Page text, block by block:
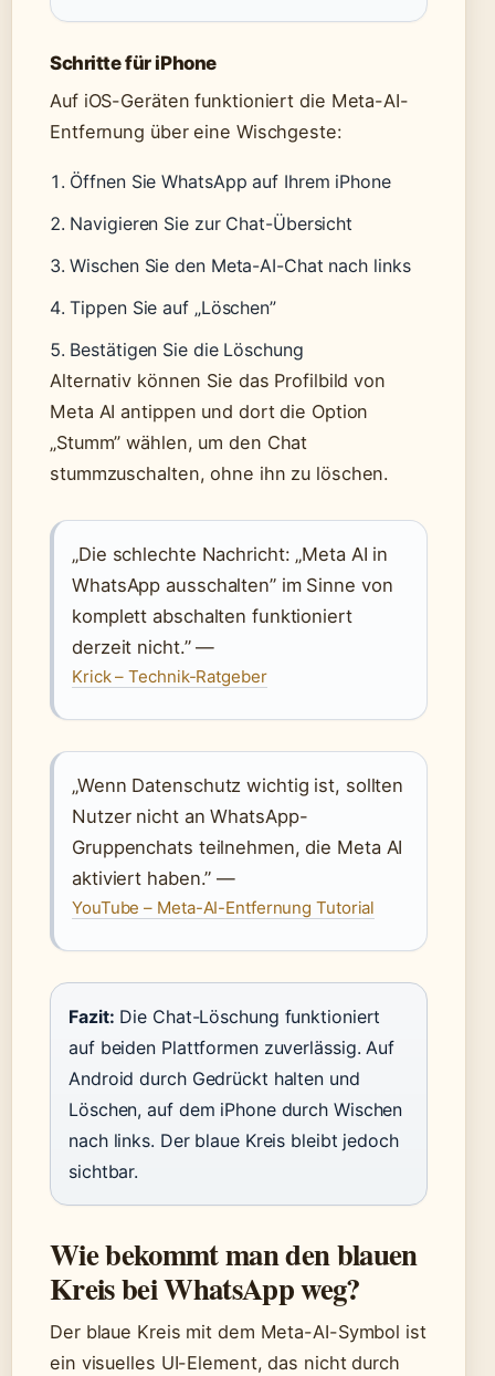
Schritte für iPhone
Auf iOS-Geräten funktioniert die Meta-AI-
Entfernung über eine Wischgeste:
Öffnen Sie WhatsApp auf Ihrem iPhone
Navigieren Sie zur Chat-Übersicht
Wischen Sie den Meta-AI-Chat nach links
Tippen Sie auf „Löschen”
Bestätigen Sie die Löschung
Alternativ können Sie das Profilbild von
Meta AI antippen und dort die Option
„Stumm” wählen, um den Chat
stummzuschalten, ohne ihn zu löschen.
„Die schlechte Nachricht: „Meta AI in
WhatsApp ausschalten” im Sinne von
komplett abschalten funktioniert
derzeit nicht.” —
Krick – Technik-Ratgeber
„Wenn Datenschutz wichtig ist, sollten
Nutzer nicht an WhatsApp-
Gruppenchats teilnehmen, die Meta AI
aktiviert haben.” —
YouTube – Meta-AI-Entfernung Tutorial
Fazit: Die Chat-Löschung funktioniert
auf beiden Plattformen zuverlässig. Auf
Android durch Gedrückt halten und
Löschen, auf dem iPhone durch Wischen
nach links. Der blaue Kreis bleibt jedoch
sichtbar.
Wie bekommt man den blauen
Kreis bei WhatsApp weg?
Der blaue Kreis mit dem Meta-AI-Symbol ist
ein visuelles UI-Element, das nicht durch